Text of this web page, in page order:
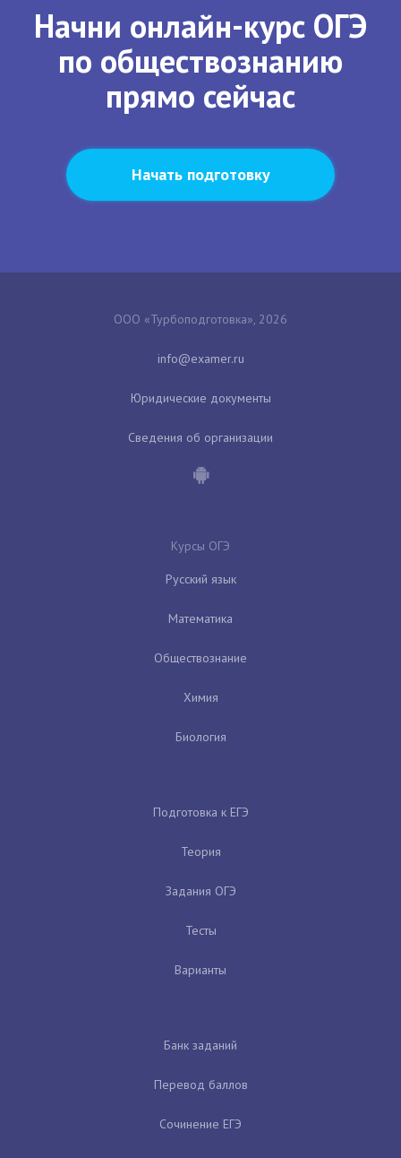
Начни онлайн-курс ОГЭ
по обществознанию
прямо сейчас
Начать подготовку
ООО «Турбоподготовка», 2026
Юридические документы
Сведения об организации
Курсы ОГЭ
Русский язык
Математика
Обществознание
Химия
Биология
Подготовка к ЕГЭ
Теория
Задания ОГЭ
Тесты
Варианты
Банк заданий
Перевод баллов
Сочинение ЕГЭ